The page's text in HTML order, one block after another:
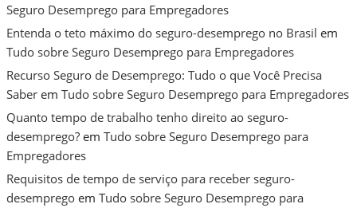
Seguro Desemprego para Empregadores
Entenda o teto máximo do seguro-desemprego no Brasil em
Tudo sobre Seguro Desemprego para Empregadores
Recurso Seguro de Desemprego: Tudo o que Você Precisa
Saber em Tudo sobre Seguro Desemprego para Empregadores
Quanto tempo de trabalho tenho direito ao seguro-
desemprego? em Tudo sobre Seguro Desemprego para
Empregadores
Requisitos de tempo de serviço para receber seguro-
desemprego em Tudo sobre Seguro Desemprego para